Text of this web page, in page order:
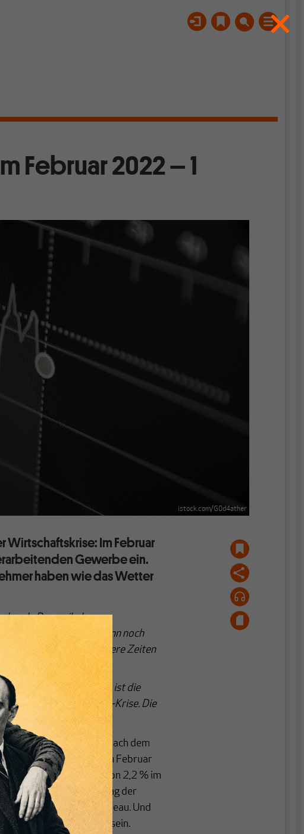
Februar 2022 – 1
istock.com/G0d4ather
Im Februar
Gewerbe ein.
haben wie das Wetter
Dynamik der
Die Produktion kann noch
Industrie stehen schwere Zeiten
Krieg in der Ukraine ist die
zu Beginn der Corona-Krise. Die
Industrie erreicht. Nach dem
(plus 2,9 %) folgte im Februar
ein Rückgang von 2,2 % im
von Investitionsgütern lag der
dem Vormonatsniveau. Und
nur der Anfang sein.